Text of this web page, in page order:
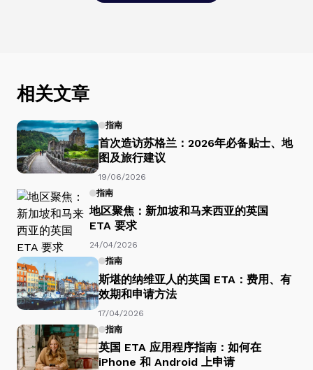
相关文章
指南
首次造访苏格兰：2026年必备贴士、地
图及旅行建议
19/06/2026
指南
地区聚焦：新加坡和马来西亚的英国
ETA 要求
24/04/2026
指南
斯堪的纳维亚人的英国 ETA：费用、有
效期和申请方法
17/04/2026
指南
英国 ETA 应用程序指南：如何在
iPhone 和 Android 上申请